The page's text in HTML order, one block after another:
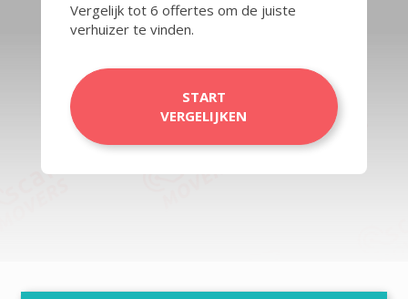
Vergelijk tot 6 offertes om de juiste
verhuizer te vinden.
START
VERGELIJKEN